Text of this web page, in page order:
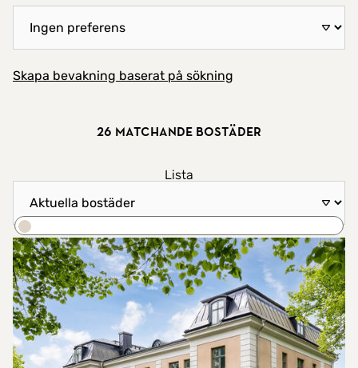
Skapa bevakning baserat på sökning
Lista
26 matchande bostäder
Sortera efter
Sök